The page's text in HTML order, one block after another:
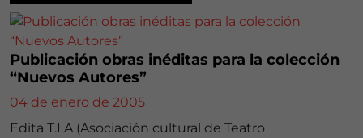
Publicación obras inéditas para la colección
“Nuevos Autores”
04 de enero de 2005
Edita T.I.A (Asociación cultural de Teatro